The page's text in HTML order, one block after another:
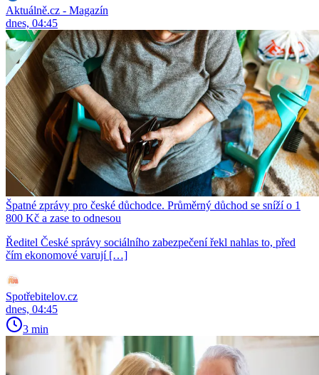
Aktuálně.cz - Magazín
dnes, 04:45
Špatné zprávy pro české důchodce. Průměrný důchod se sníží o 1
800 Kč a zase to odnesou
Ředitel České správy sociálního zabezpečení řekl nahlas to, před
čím ekonomové varují […]
Spotřebitelov.cz
dnes, 04:45
3 min